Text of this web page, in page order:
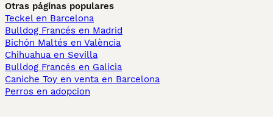
Otras páginas populares
Teckel en Barcelona
Bulldog Francés en Madrid
Bichón Maltés en València
Chihuahua en Sevilla
Bulldog Francés en Galicia
Caniche Toy en venta en Barcelona
Perros en adopcion